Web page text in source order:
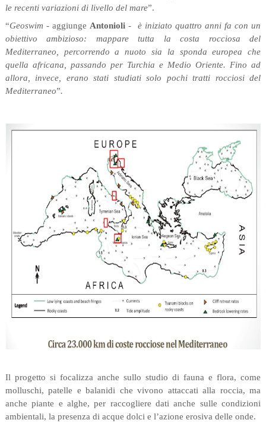
le recenti variazioni di livello del mare”.
“Geoswim -aggiunge Antonioli - è iniziato quattro anni fa con un
obiettivo ambizioso: mappare tutta la costa rocciosa del
Mediterraneo, percorrendo a nuoto sia la sponda europea che
quella africana, passando per Turchia e Medio Oriente. Fino ad
allora, invece, erano stati studiati solo pochi tratti rocciosi del
Mediterraneo”.
Il progetto si focalizza anche sullo studio di fauna e flora, come
molluschi, patelle e balanidi che vivono attaccati alla roccia, ma
anche piante e alghe, per raccogliere dati anche sulle condizioni
ambientali, la presenza di acque dolci e l’azione erosiva delle onde.